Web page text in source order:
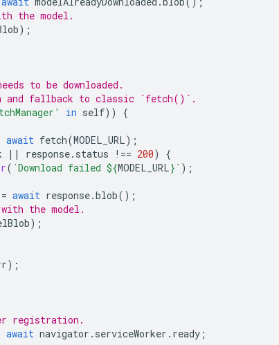
the model.
);
to be downloaded.
and fallback to classic `fetch()`.
in self))
{
await fetch(MODEL_URL);
|| response. status !== 200)
{
( `Download failed ${MODEL_URL} ` );
= await response.blob();
the model.
);
);
registration.
await navigator . serviceWorker . ready ;